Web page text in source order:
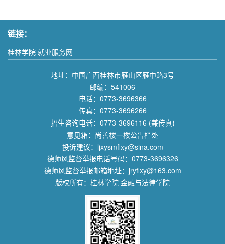
链接：
桂林学院 就业服务网
地址：中国广西桂林市雁山区雁中路3号
邮编：541006
电话：0773-3696366
传真：0773-3696266
招生咨询电话：0773-3696116 (兼传真)
意见箱：尚善楼一楼公告栏处
投诉建议：ljxysmflxy@sina.com
德师风监督举报电话号码：0773-3696326
德师风监督举报邮箱地址：jryflxy@163.com
版权所有：桂林学院 金融与法律学院